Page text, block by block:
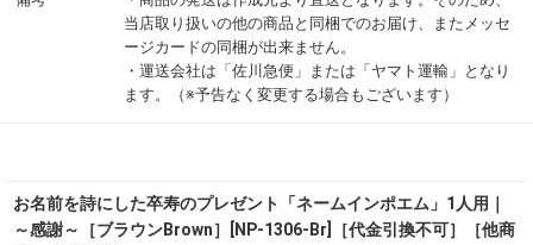
当店取り扱いの他の商品と同梱でのお届け、またメッセ
ージカードの同梱が出来ません。
・運送会社は「佐川急便」または「ヤマト運輸」となり
ます。（※予告なく変更する場合もございます）
お名前を詩にした卒寿のプレゼント「ネームインポエム」1人用｜
～感謝～［ブラウンBrown］[NP-1306-Br]［代金引換不可］［他商